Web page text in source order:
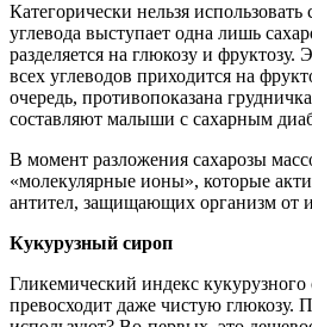
Категорически нельзя использовать
углевода выступает одна лишь
разделяется на глюкозу и фруктозу.
всех углеводов приходится на
очередь, противопоказана
составляют малыши с сахарным
В момент разложения сахарозы
«молекулярные ионы», которые
антител, защищающих организм от
Кукурузный сироп
Гликемический индекс кукурузного
превосходит даже чистую глюкозу.